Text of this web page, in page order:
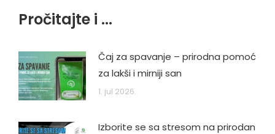
Pročitajte i ...
Čaj za spavanje – prirodna pomoć
za lakši i mirniji san
1. jul 2026.
Izborite se sa stresom na prirodan